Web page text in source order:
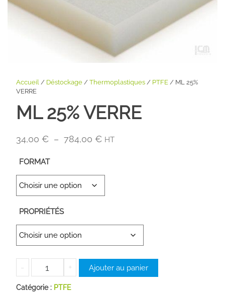
Accueil/ Déstockage/ Thermoplastiques/ PTFE/ ML 25%
VERRE
ML 25% VERRE
34,00 € – 784,00 €Plage
à
HT
FORMAT
PROPRIÉTÉS
-
quantité
de
ML
+ Ajouter au panier
Catégorie : PTFE